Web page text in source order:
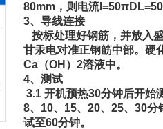
80mm，则电流
3、导线连接
按标处理好钢筋，并放入
甘汞电对准正钢筋中部。硬
Ca（OH）2溶液中。
4、测试
3.1 开机预热30分钟后开始
8、10、15、20、25、30分
试至60分钟。